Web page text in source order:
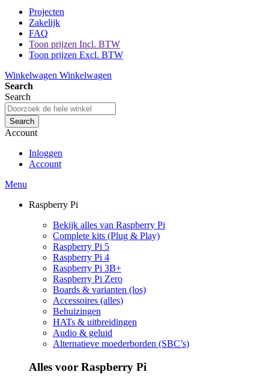
Projecten
Zakelijk
FAQ
Toon prijzen Incl. BTW
Toon prijzen Excl. BTW
Winkelwagen Winkelwagen
Search
Search
Search
Account
Inloggen
Account
Menu
Raspberry Pi
Bekijk alles van Raspberry Pi
Complete kits (Plug & Play)
Raspberry Pi 5
Raspberry Pi 4
Raspberry Pi 3B+
Raspberry Pi Zero
Boards & varianten (los)
Accessoires (alles)
Behuizingen
HATs & uitbreidingen
Audio & geluid
Alternatieve moederborden (SBC’s)
Alles voor Raspberry Pi